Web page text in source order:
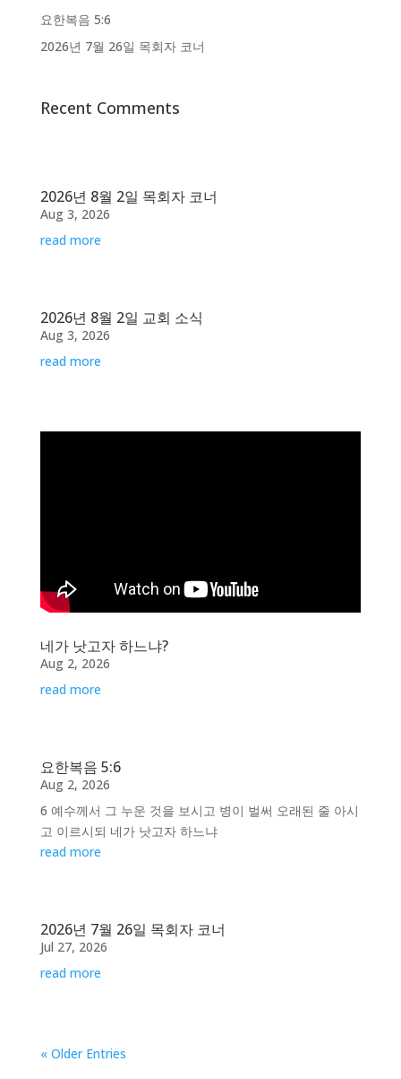
요한복음 5:6
2026년 7월 26일 목회자 코너
Recent Comments
2026년 8월 2일 목회자 코너
Aug 3, 2026
read more
2026년 8월 2일 교회 소식
Aug 3, 2026
read more
네가 낫고자 하느냐?
Aug 2, 2026
read more
요한복음 5:6
Aug 2, 2026
6 예수께서 그 누운 것을 보시고 병이 벌써 오래된 줄 아시
고 이르시되 네가 낫고자 하느냐
read more
2026년 7월 26일 목회자 코너
Jul 27, 2026
read more
« Older Entries